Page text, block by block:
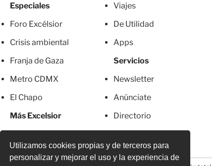
Utilizamos cookies propias y de terceros para
personalizar y mejorar el uso y la experiencia de
Especiales
Foro Excélsior
Crisis ambiental
Franja de Gaza
Metro CDMX
El Chapo
Más Excelsior
Viajes
De Utilidad
Apps
Servicios
Newsletter
Anúnciate
Directorio